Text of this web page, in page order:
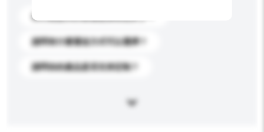
你們能提供的最優惠價格是多少？
請問有什麼運送方式可以選擇？
請問你的產品是否支持定制？